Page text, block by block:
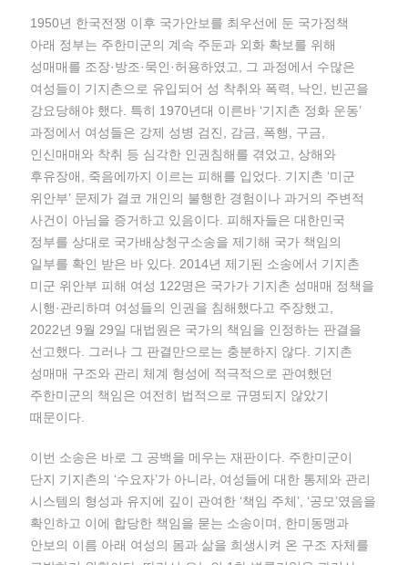
1950년 한국전쟁 이후 국가안보를 최우선에 둔 국가정책
아래 정부는 주한미군의 계속 주둔과 외화 확보를 위해
성매매를 조장·방조·묵인·허용하였고, 그 과정에서 수많은
여성들이 기지촌으로 유입되어 성 착취와 폭력, 낙인, 빈곤을
강요당해야 했다. 특히 1970년대 이른바 ‘기지촌 정화 운동’
과정에서 여성들은 강제 성병 검진, 감금, 폭행, 구금,
인신매매와 착취 등 심각한 인권침해를 겪었고, 상해와
후유장애, 죽음에까지 이르는 피해를 입었다. 기지촌 ‘미군
위안부’ 문제가 결코 개인의 불행한 경험이나 과거의 주변적
사건이 아님을 증거하고 있음이다. 피해자들은 대한민국
정부를 상대로 국가배상청구소송을 제기해 국가 책임의
일부를 확인 받은 바 있다. 2014년 제기된 소송에서 기지촌
미군 위안부 피해 여성 122명은 국가가 기지촌 성매매 정책을
시행·관리하며 여성들의 인권을 침해했다고 주장했고,
2022년 9월 29일 대법원은 국가의 책임을 인정하는 판결을
선고했다. 그러나 그 판결만으로는 충분하지 않다. 기지촌
성매매 구조와 관리 체계 형성에 적극적으로 관여했던
주한미군의 책임은 여전히 법적으로 규명되지 않았기
때문이다.
이번 소송은 바로 그 공백을 메우는 재판이다. 주한미군이
단지 기지촌의 ‘수요자’가 아니라, 여성들에 대한 통제와 관리
시스템의 형성과 유지에 깊이 관여한 ‘책임 주체’, ‘공모’였음을
확인하고 이에 합당한 책임을 묻는 소송이며, 한미동맹과
안보의 이름 아래 여성의 몸과 삶을 희생시켜 온 구조 자체를